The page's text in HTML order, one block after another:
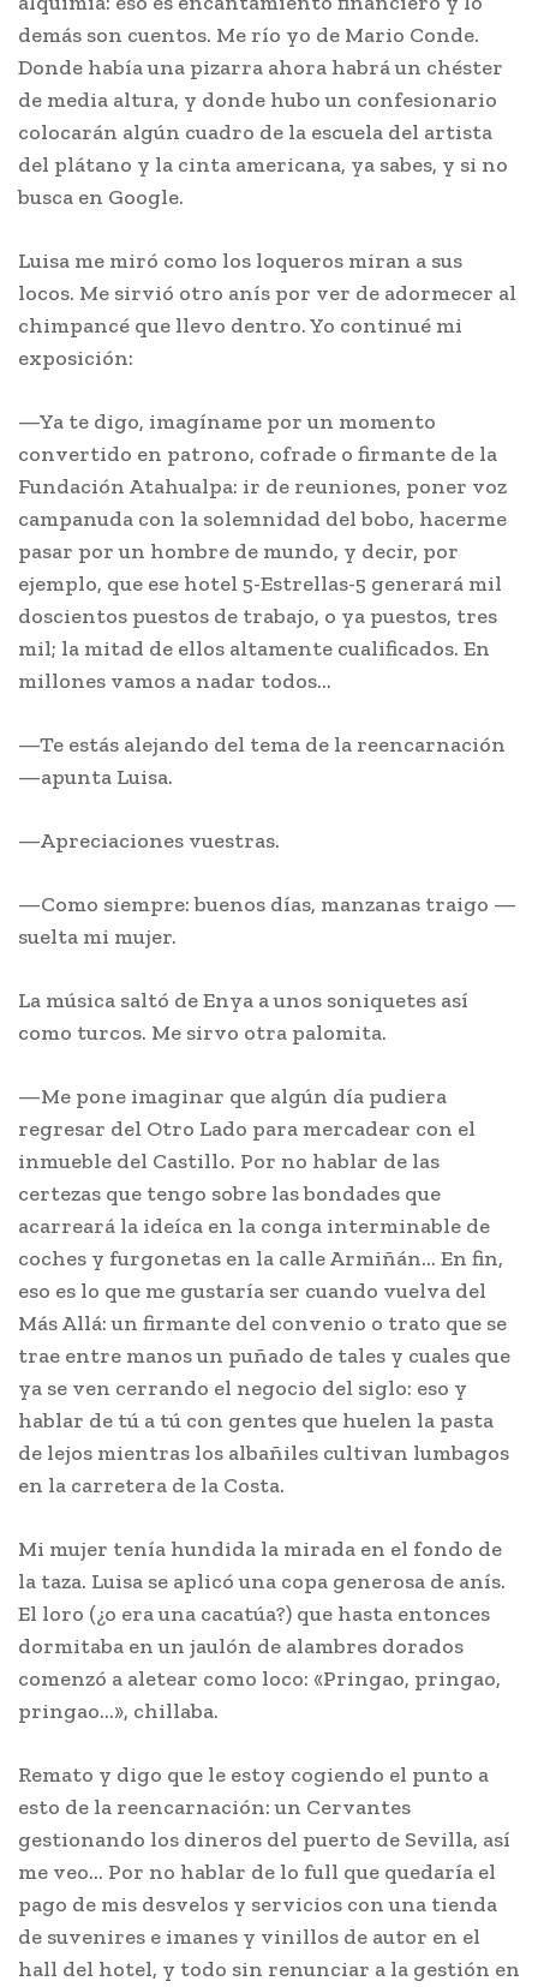
demás son cuentos. Me río yo de Mario Conde.
Donde había una pizarra ahora habrá un chéster
de media altura, y donde hubo un confesionario
colocarán algún cuadro de la escuela del artista
del plátano y la cinta americana, ya sabes, y si no
busca en Google.
Luisa me miró como los loqueros miran a sus
locos. Me sirvió otro anís por ver de adormecer al
chimpancé que llevo dentro. Yo continué mi
exposición:
—Ya te digo, imagíname por un momento
convertido en patrono, cofrade o firmante de la
Fundación Atahualpa: ir de reuniones, poner voz
campanuda con la solemnidad del bobo, hacerme
pasar por un hombre de mundo, y decir, por
ejemplo, que ese hotel 5-Estrellas-5 generará mil
doscientos puestos de trabajo, o ya puestos, tres
mil; la mitad de ellos altamente cualificados. En
millones vamos a nadar todos…
—Te estás alejando del tema de la reencarnación
—apunta Luisa.
—Apreciaciones vuestras.
—Como siempre: buenos días, manzanas traigo —
suelta mi mujer.
La música saltó de Enya a unos soniquetes así
como turcos. Me sirvo otra palomita.
—Me pone imaginar que algún día pudiera
regresar del Otro Lado para mercadear con el
inmueble del Castillo. Por no hablar de las
certezas que tengo sobre las bondades que
acarreará la ideíca en la conga interminable de
coches y furgonetas en la calle Armiñán… En fin,
eso es lo que me gustaría ser cuando vuelva del
Más Allá: un firmante del convenio o trato que se
trae entre manos un puñado de tales y cuales que
ya se ven cerrando el negocio del siglo: eso y
hablar de tú a tú con gentes que huelen la pasta
de lejos mientras los albañiles cultivan lumbagos
en la carretera de la Costa.
Mi mujer tenía hundida la mirada en el fondo de
la taza. Luisa se aplicó una copa generosa de anís.
El loro (¿o era una cacatúa?) que hasta entonces
dormitaba en un jaulón de alambres dorados
comenzó a aletear como loco: «Pringao, pringao,
pringao…», chillaba.
Remato y digo que le estoy cogiendo el punto a
esto de la reencarnación: un Cervantes
gestionando los dineros del puerto de Sevilla, así
me veo… Por no hablar de lo full que quedaría el
pago de mis desvelos y servicios con una tienda
de suvenires e imanes y vinillos de autor en el
hall del hotel, y todo sin renunciar a la gestión en